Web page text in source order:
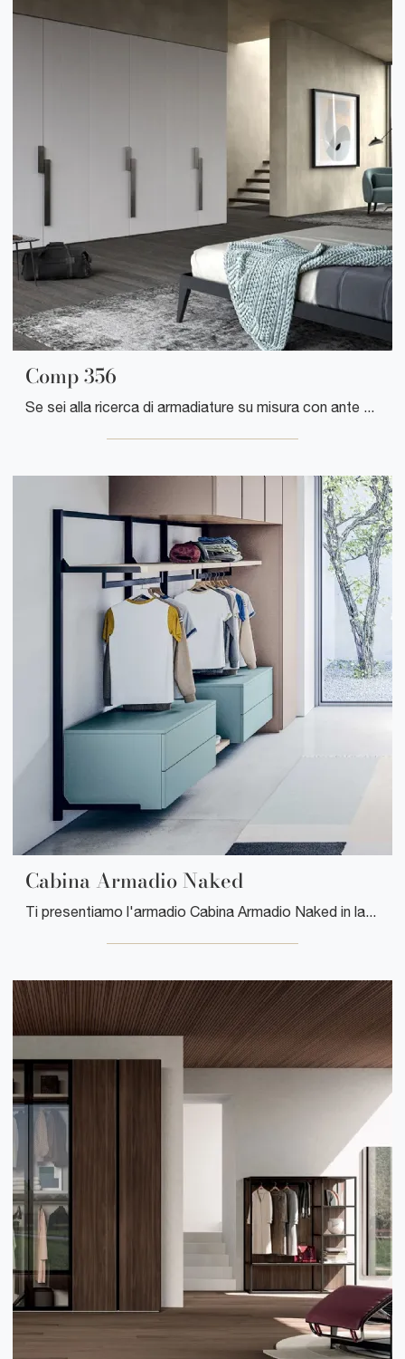
Comp 356
Se sei alla ricerca di armadiature su misura con ante battenti, clicca e scopri l'armadio Comp 356 di Mobilgam in legno laccato.
Cabina Armadio Naked
Ti presentiamo l'armadio Cabina Armadio Naked in laccato opaco di Clever! Un ricco catalogo di armadi cabine armadio con ante battenti.